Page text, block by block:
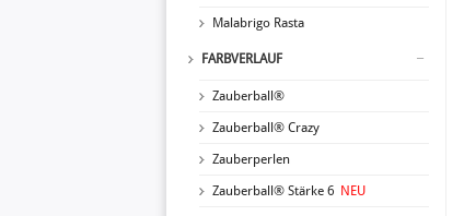
Malabrigo Rasta
FARBVERLAUF
Zauberball®
Zauberball® Crazy
Zauberperlen
Zauberball® Stärke 6 NEU